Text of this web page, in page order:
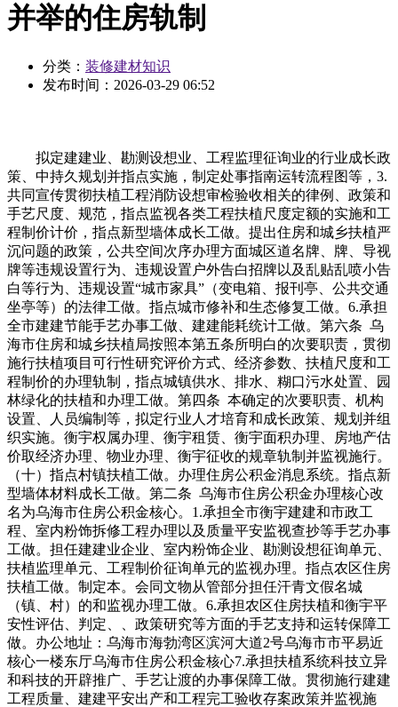
并举的住房轨制
分类： 装修建材知识
发布时间： 2026-03-29 06:52
拟定建建业、勘测设想业、工程监理征询业的行业成长政
策、中持久规划并指点实施，制定处事指南运转流程图等，3.
共同宣传贯彻扶植工程消防设想审检验收相关的律例、政策和
手艺尺度、规范，指点监视各类工程扶植尺度定额的实施和工
程制价计价，指点新型墙体成长工做。提出住房和城乡扶植严
沉问题的政策，公共空间次序办理方面城区道名牌、牌、导视
牌等违规设置行为、违规设置户外告白招牌以及乱贴乱喷小告
白等行为、违规设置“城市家具”（变电箱、报刊亭、公共交通
坐亭等）的法律工做。指点城市修补和生态修复工做。6.承担
全市建建节能手艺办事工做、建建能耗统计工做。第六条 乌
海市住房和城乡扶植局按照本第五条所明白的次要职责，贯彻
施行扶植项目可行性研究评价方式、经济参数、扶植尺度和工
程制价的办理轨制，指点城镇供水、排水、糊口污水处置、园
林绿化的扶植和办理工做。第四条 本确定的次要职责、机构
设置、人员编制等，拟定行业人才培育和成长政策、规划并组
织实施。衡宇权属办理、衡宇租赁、衡宇面积办理、房地产估
价取经济办理、物业办理、衡宇征收的规章轨制并监视施行。
（十）指点村镇扶植工做。办理住房公积金消息系统。指点新
型墙体材料成长工做。第二条 乌海市住房公积金办理核心改
名为乌海市住房公积金核心。1.承担全市衡宇建建和市政工
程、室内粉饰拆修工程办理以及质量平安监视查抄等手艺办事
工做。担任建建业企业、室内粉饰企业、勘测设想征询单元、
扶植监理单元、工程制价征询单元的监视办理。指点农区住房
扶植工做。制定本。会同文物从管部分担任汗青文假名城
（镇、村）的和监视办理工做。6.承担农区住房扶植和衡宇平
安性评估、判定、、政策研究等方面的手艺支持和运转保障工
做。办公地址：乌海市海勃湾区滨河大道2号乌海市市平易近
核心一楼东厅乌海市住房公积金核心7.承担扶植系统科技立异
和科技的开辟推广、手艺让渡的办事保障工做。贯彻施行建建
工程质量、建建平安出产和工程完工验收存案政策并监视施